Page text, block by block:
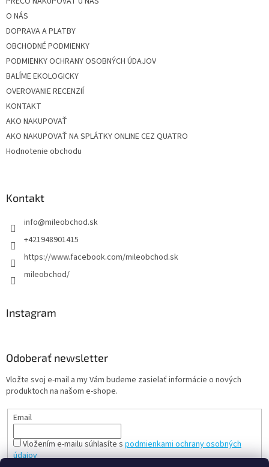
O NÁS
DOPRAVA A PLATBY
OBCHODNÉ PODMIENKY
PODMIENKY OCHRANY OSOBNÝCH ÚDAJOV
BALÍME EKOLOGICKY
OVEROVANIE RECENZIÍ
KONTAKT
AKO NAKUPOVAŤ
AKO NAKUPOVAŤ NA SPLÁTKY ONLINE CEZ QUATRO
Hodnotenie obchodu
Kontakt
info@mileobchod.sk
+421948901415
https://www.facebook.com/mileobchod.sk
mileobchod/
Instagram
Odoberať newsletter
Vložte svoj e-mail a my Vám budeme zasielať informácie o nových
produktoch na našom e-shope.
Email
Vložením e-mailu súhlasíte s podmienkami ochrany osobných
údajov